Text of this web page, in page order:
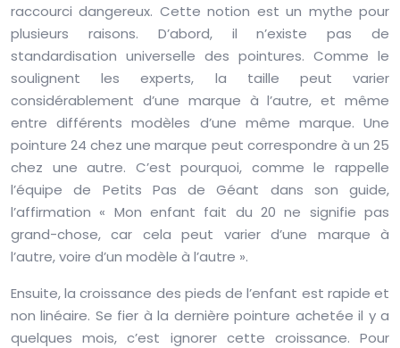
raccourci dangereux. Cette notion est un mythe pour
plusieurs raisons. D’abord, il n’existe pas de
standardisation universelle des pointures. Comme le
soulignent les experts, la taille peut varier
considérablement d’une marque à l’autre, et même
entre différents modèles d’une même marque. Une
pointure 24 chez une marque peut correspondre à un 25
chez une autre. C’est pourquoi, comme le rappelle
l’équipe de Petits Pas de Géant dans son guide,
l’affirmation « Mon enfant fait du 20 ne signifie pas
grand-chose, car cela peut varier d’une marque à
l’autre, voire d’un modèle à l’autre ».
Ensuite, la croissance des pieds de l’enfant est rapide et
non linéaire. Se fier à la dernière pointure achetée il y a
quelques mois, c’est ignorer cette croissance. Pour